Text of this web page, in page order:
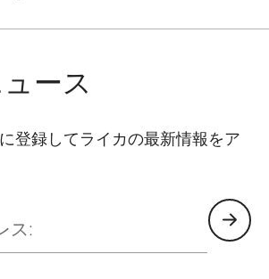
ース
登録してライカの最新情報をア